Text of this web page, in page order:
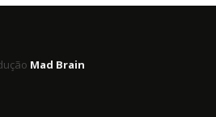
Mad Brain